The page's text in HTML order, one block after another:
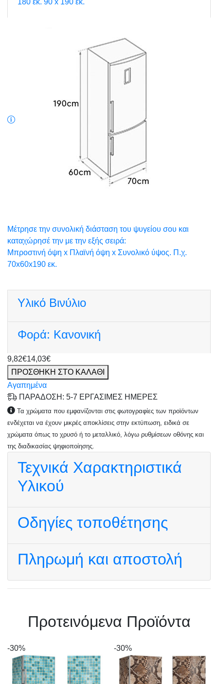
180 εκ. 90 x 190 εκ.
Μέτρησε την συνολική διάσταση του ψυγείου σου και
καταχώρησέ την με την εξής σειρά:
Μπροστινή όψη x Πλαϊνή όψη x Συνολικό ύψος. Π.χ.
70x60x190 εκ.
Υλικό Βινύλιο
Φορά: Κανονική
9,82€14,03€
ΠΡΟΣΘΗΚΗ ΣΤΟ ΚΑΛΑΘΙ
Αγαπημένα
ΠΑΡΑΔΟΣΗ: 5-7 ΕΡΓΑΣΙΜΕΣ ΗΜΕΡΕΣ
Τα χρώματα που εμφανίζονται στις φωτογραφίες των προϊόντων
ενδέχεται να έχουν μικρές αποκλίσεις στην εκτύπωση, ειδικά σε
χρώματα όπως το χρυσό ή το μεταλλικό, λόγω ρυθμίσεων οθόνης και
της διαδικασίας ψηφιοποίησης.
Τεχνικά Χαρακτηριστικά
Υλικού
Οδηγίες τοποθέτησης
Πληρωμή και αποστολή
Πρoτεινόμενα Προϊόντα
-30% -30%